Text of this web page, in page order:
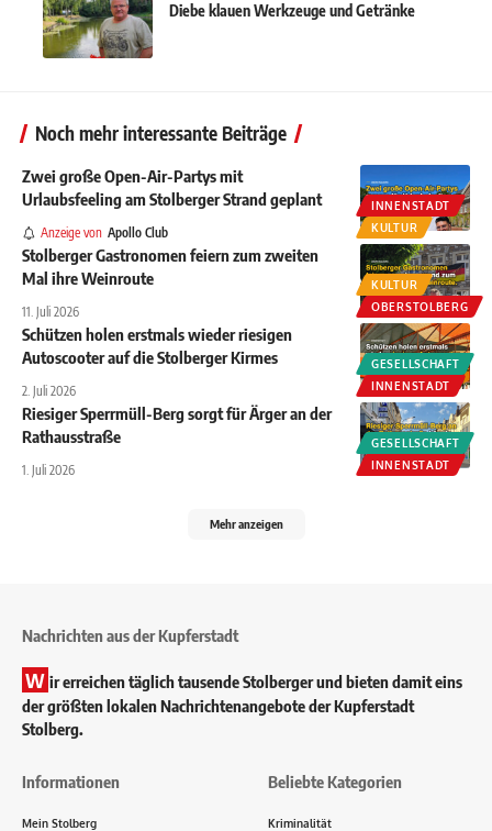
Diebe klauen Werkzeuge und Getränke
Noch mehr interessante Beiträge
INNENSTADT
KULTUR
Zwei große Open-Air-Partys mit
Urlaubsfeeling am Stolberger Strand geplant
Anzeige von Apollo Club
KULTUR
OBERSTOLBERG
Stolberger Gastronomen feiern zum zweiten
Mal ihre Weinroute
11. Juli 2026
GESELLSCHAFT
INNENSTADT
Schützen holen erstmals wieder riesigen
Autoscooter auf die Stolberger Kirmes
2. Juli 2026
GESELLSCHAFT
INNENSTADT
Riesiger Sperrmüll-Berg sorgt für Ärger an der
Rathausstraße
1. Juli 2026
Mehr anzeigen
Nachrichten aus der Kupferstadt
W ir erreichen täglich tausende Stolberger und bieten damit eins
der größten lokalen Nachrichtenangebote der Kupferstadt
Stolberg.
Informationen
Mein Stolberg
Beliebte Kategorien
Kriminalität